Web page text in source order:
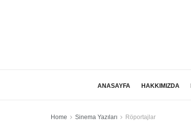
ANASAYFA HAKKIMIZDA
Home Sinema Yazıları Röportajlar